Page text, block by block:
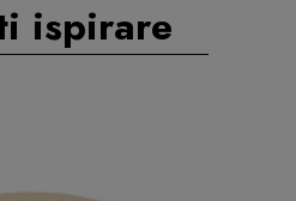
ispirare